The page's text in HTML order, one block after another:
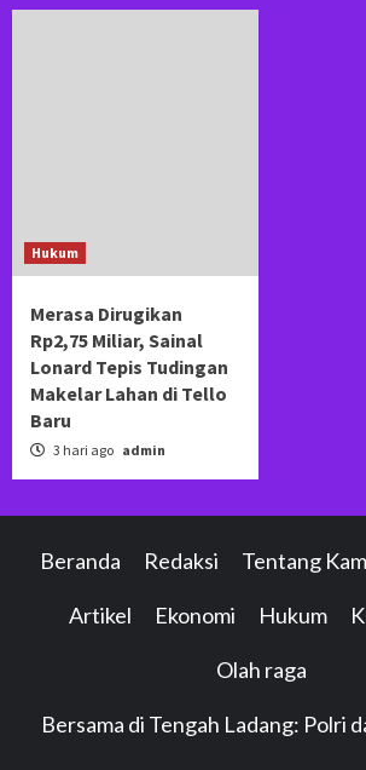
Hukum
Merasa Dirugikan
Rp2,75 Miliar, Sainal
Lonard Tepis Tudingan
Makelar Lahan di Tello
Baru
3 hari ago admin
Beranda Redaksi Tentang
Artikel Ekonomi Hukum
Olah raga
Bersama di Tengah Ladang: Polri